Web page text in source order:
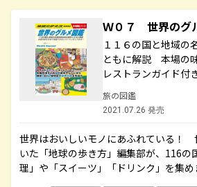
Ｗ０７ 世界のグ
１１６の国と地域の
ともに解説 本場の
レストランガイド付
旅の図鑑
2021.07.26 発売
世界はおいしいモノにあふれている！
いた「地球の歩き方」編集部が、116の
理」や「スイーツ」「ドリンク」を集め